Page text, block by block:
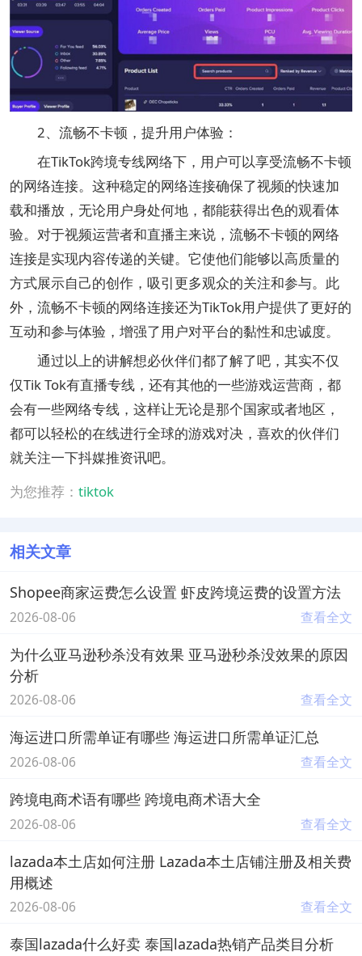
2、流畅不卡顿，提升用户体验：
在TikTok跨境专线网络下，用户可以享受流畅不卡顿
的网络连接。这种稳定的网络连接确保了视频的快速加
载和播放，无论用户身处何地，都能获得出色的观看体
验。对于视频运营者和直播主来说，流畅不卡顿的网络
连接是实现内容传递的关键。它使他们能够以高质量的
方式展示自己的创作，吸引更多观众的关注和参与。此
外，流畅不卡顿的网络连接还为TikTok用户提供了更好的
互动和参与体验，增强了用户对平台的黏性和忠诚度。
通过以上的讲解想必伙伴们都了解了吧，其实不仅
仅Tik Tok有直播专线，还有其他的一些游戏运营商，都
会有一些网络专线，这样让无论是那个国家或者地区，
都可以轻松的在线进行全球的游戏对决，喜欢的伙伴们
就关注一下抖媒推资讯吧。
为您推荐： tiktok
相关文章
Shopee商家运费怎么设置 虾皮跨境运费的设置方法
2026-08-06 查看全文
为什么亚马逊秒杀没有效果 亚马逊秒杀没效果的原因
分析
2026-08-06 查看全文
海运进口所需单证有哪些 海运进口所需单证汇总
2026-08-06 查看全文
跨境电商术语有哪些 跨境电商术语大全
2026-08-06 查看全文
lazada本土店如何注册 Lazada本土店铺注册及相关费
用概述
2026-08-06 查看全文
泰国lazada什么好卖 泰国lazada热销产品类目分析